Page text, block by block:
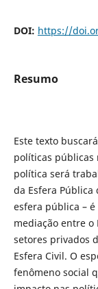
DOI: https://
Resumo
Este texto
políticas públicas
política será
da Esfera Pública
esfera pública –
mediação entre o
setores privados
Esfera Civil. O
fenômeno social